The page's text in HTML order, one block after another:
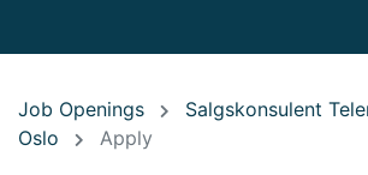
Job Openings
Salgskonsulent
Oslo
Apply